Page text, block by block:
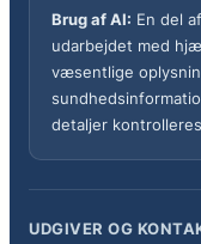
Brug af AI: En del
udarbejdet med
væsentlige
detaljer
UDGIVER OG